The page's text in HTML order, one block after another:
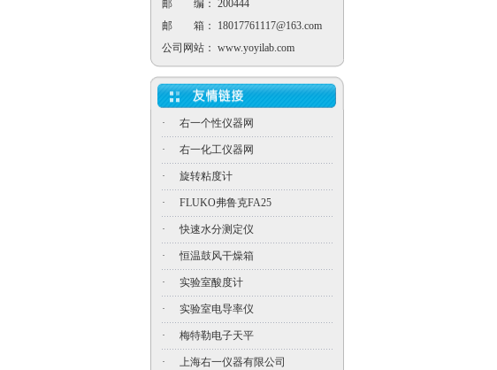
邮 编： 200444
邮 箱：
18017761117@163.com
公司网站： www.yoyilab.com
· 右一个性仪器网
· 右一化工仪器网
· 旋转粘度计
· FLUKO弗鲁克FA25
· 快速水分测定仪
· 恒温鼓风干燥箱
· 实验室酸度计
· 实验室电导率仪
· 梅特勒电子天平
· 上海右一仪器有限公司